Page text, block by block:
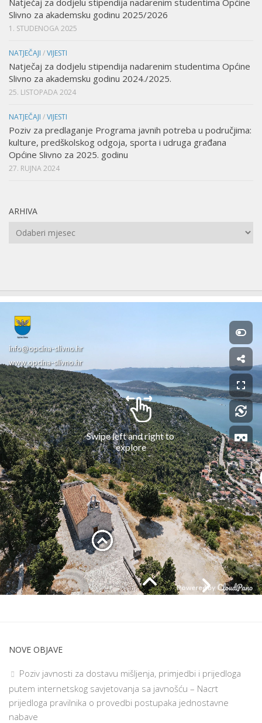
Slivno za akademsku godinu 2025/2026
1. STUDENOGA 2025
NATJEČAJI /VIJESTI
Natječaj za dodjelu stipendija nadarenim studentima Općine
Slivno za akademsku godinu 2024./2025.
25. LISTOPADA 2024
NATJEČAJI /VIJESTI
Poziv za predlaganje Programa javnih potreba u područjima:
kulture, predškolskog odgoja, sporta i udruga građana
Općine Slivno za 2025. godinu
27. RUJNA 2024
ARHIVA
Arhiva
NOVE OBJAVE
Poziv javnosti za dostavu mišljenja, primjedbi i prijedloga
putem internetskog savjetovanja sa javnošću – Nacrt
prijedloga pravilnika o provedbi postupaka jednostavne
nabave